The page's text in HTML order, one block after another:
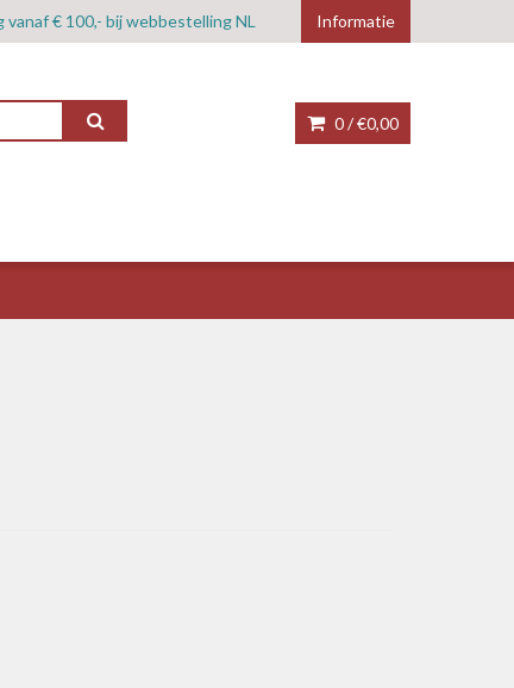
€ 100,- bij webbestelling NL Informatie
0 /€0,00